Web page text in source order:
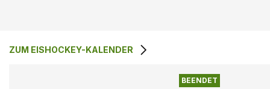
ZUM EISHOCKEY-KALENDER
BEENDET